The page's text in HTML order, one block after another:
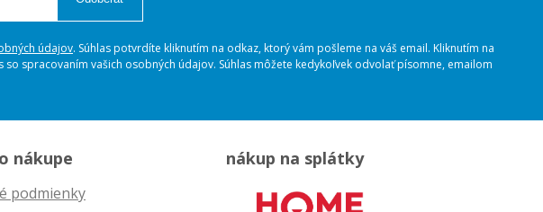
údajov. Súhlas potvrdíte kliknutím na odkaz, ktorý vám pošleme na váš email. Kliknutím na
spracovaním vašich osobných údajov. Súhlas môžete kedykoľvek odvolať písomne, emailom
nákupe
podmienky
nákup na splátky